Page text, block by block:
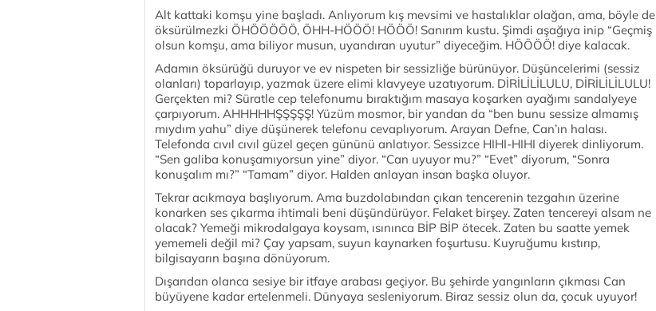
Alt kattaki komşu yine başladı. Anlıyorum kış mevsimi ve hastalıklar olağan, ama, böyle de
öksürülmezki ÖHÖÖÖÖÖ, ÖHH-HÖÖÖ! HÖÖÖ! Sanırım kustu. Şimdi aşağıya inip “Geçmiş
olsun komşu, ama biliyor musun, uyandıran uyutur” diyeceğim. HÖÖÖÖ! diye kalacak.
Adamın öksürüğü duruyor ve ev nispeten bir sessizliğe bürünüyor. Düşüncelerimi (sessiz
olanları) toparlayıp, yazmak üzere elimi klavyeye uzatıyorum. DİRİLİLİLULU, DİRİLİLİLULU!
Gerçekten mi? Süratle cep telefonumu bıraktığım masaya koşarken ayağımı sandalyeye
çarpıyorum. AHHHHHŞŞŞŞŞ! Yüzüm mosmor, bir yandan da “ben bunu sessize almamış
mıydım yahu” diye düşünerek telefonu cevaplıyorum. Arayan Defne, Can’ın halası.
Telefonda cıvıl cıvıl güzel geçen gününü anlatıyor. Sessizce HIHI-HIHI diyerek dinliyorum.
“Sen galiba konuşamıyorsun yine” diyor. “Can uyuyor mu?” “Evet” diyorum, “Sonra
konuşalım mı?” “Tamam” diyor. Halden anlayan insan başka oluyor.
Tekrar acıkmaya başlıyorum. Ama buzdolabından çıkan tencerenin tezgahın üzerine
konarken ses çıkarma ihtimali beni düşündürüyor. Felaket birşey. Zaten tencereyi alsam ne
olacak? Yemeği mikrodalgaya koysam, ısınınca BİP BİP ötecek. Zaten bu saatte yemek
yememeli değil mi? Çay yapsam, suyun kaynarken foşurtusu. Kuyruğumu kıstırıp,
bilgisayarın başına dönüyorum.
Dışarıdan olanca sesiye bir itfaye arabası geçiyor. Bu şehirde yangınların çıkması Can
büyüyene kadar ertelenmeli. Dünyaya sesleniyorum. Biraz sessiz olun da, çocuk uyuyor!